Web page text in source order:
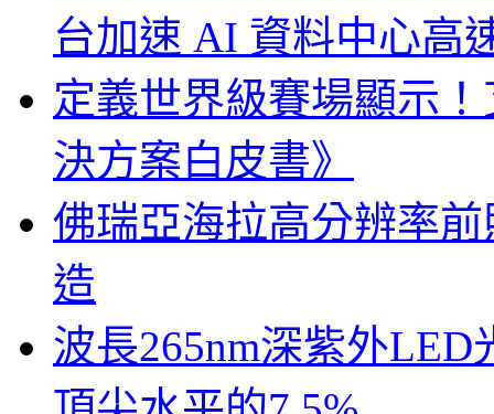
台加速 AI 資料中心高
定義世界級賽場顯示
決方案白皮書》
佛瑞亞海拉高分辨率
造
波長265nm深紫外